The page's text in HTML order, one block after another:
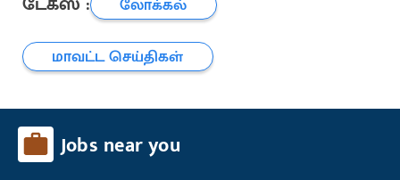
மாவட்ட செய்திகள்
Jobs near you